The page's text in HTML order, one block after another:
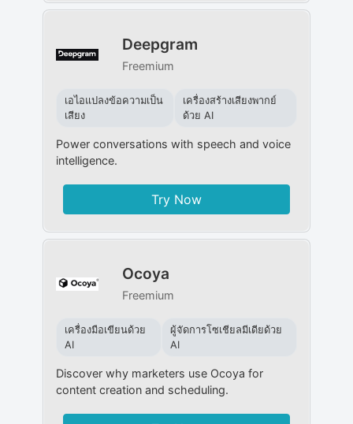
Deepgram
Freemium
เอไอแปลงข้อความเป็น
เสียง
เครื่องสร้างเสียงพากย์
ด้วย AI
Power conversations with speech and voice
intelligence.
Try Now
Ocoya
Freemium
เครื่องมือเขียนด้วย
AI
ผู้จัดการโซเชียลมีเดียด้วย
AI
Discover why marketers use Ocoya for
content creation and scheduling.